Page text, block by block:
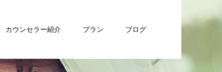
カウンセラー紹介 プラン ブログ